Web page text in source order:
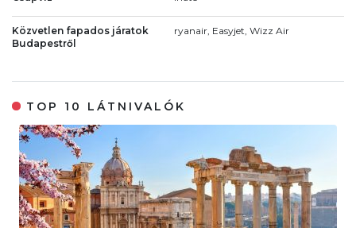
Közvetlen fapados járatok
Budapestről
ryanair, Easyjet, Wizz Air
TOP 10 LÁTNIVALÓK